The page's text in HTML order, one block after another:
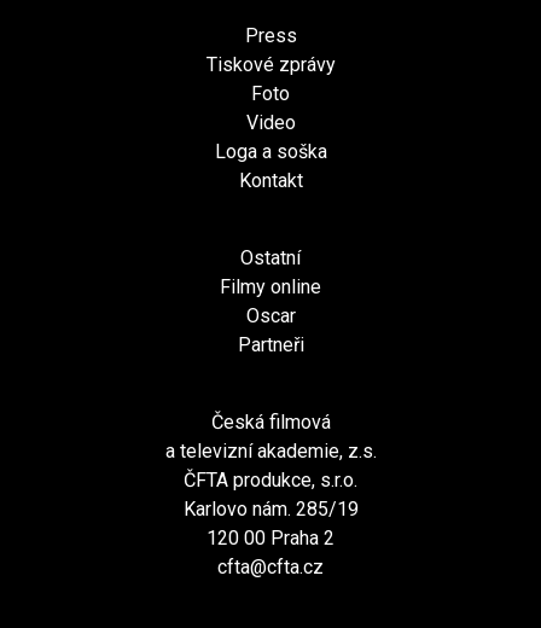
Press
Tiskové zprávy
Foto
Video
Loga a soška
Kontakt
Ostatní
Filmy online
Oscar
Partneři
Česká filmová
a televizní akademie, z.s.
ČFTA produkce, s.r.o.
Karlovo nám. 285/19
120 00 Praha 2
cfta@cfta.cz